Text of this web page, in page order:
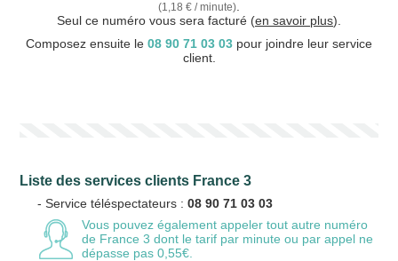
(1,18 € / minute)
Seul ce numéro vous sera facturé (en savoir plus).
Composez ensuite le 08 90 71 03 03 pour joindre leur service
client.
Liste des services clients France 3
- Service téléspectateurs :08 90 71 03 03
Vous pouvez également appeler tout autre numéro
de France 3 dont le tarif par minute ou par appel ne
dépasse pas 0,55€.